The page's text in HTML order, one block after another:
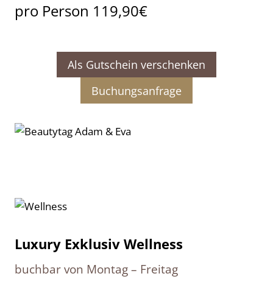
pro Person 119,90€
Als Gutschein verschenken
Buchungsanfrage
Luxury Exklusiv Wellness
buchbar von Montag – Freitag